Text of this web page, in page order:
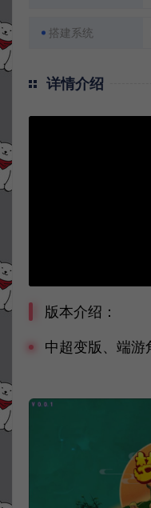
搭建系统
详情介绍
版本介绍：
中超变版、端游